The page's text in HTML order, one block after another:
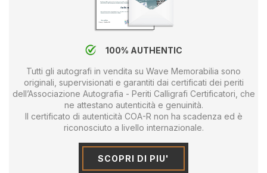
100% AUTHENTIC
Tutti gli autografi in vendita su Wave Memorabilia sono
originali, supervisionati e garantiti dai certificati dei periti
dell’Associazione Autografia - Periti Calligrafi Certificatori, che
ne attestano autenticità e genuinità.
Il certificato di autenticità COA-R non ha scadenza ed è
riconosciuto a livello internazionale.
SCOPRI DI PIU'